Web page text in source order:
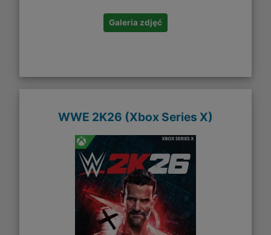
Galeria zdjęć
WWE 2K26 (Xbox Series X)